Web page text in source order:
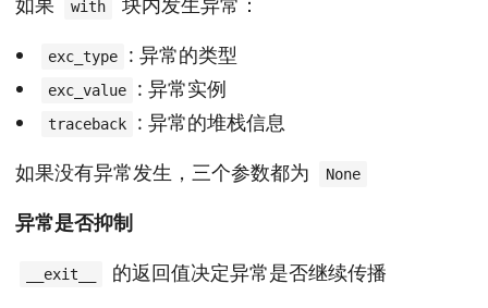
with
exc_type : 异常的类型
exc_value : 异常实例
traceback
: 异常的堆栈信息
如果没有异常发生，三个参数都为
None
异常是否抑制
__exit__ 的返回值决定异常是否继续传播